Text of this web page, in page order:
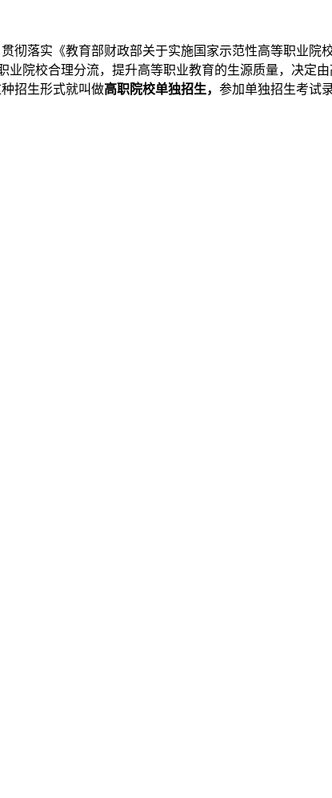
落实《教育部财政部关于实施国家示范性高等职业院
业院校合理分流，提升高等职业教育的生源质量，决定
招生形式就叫做高职院校单独招生， 参加单独招生考试